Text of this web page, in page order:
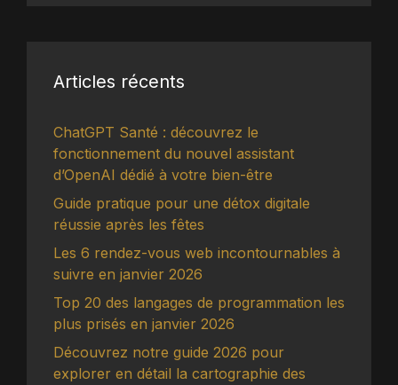
Articles récents
ChatGPT Santé : découvrez le
fonctionnement du nouvel assistant
d’OpenAI dédié à votre bien-être
Guide pratique pour une détox digitale
réussie après les fêtes
Les 6 rendez-vous web incontournables à
suivre en janvier 2026
Top 20 des langages de programmation les
plus prisés en janvier 2026
Découvrez notre guide 2026 pour
explorer en détail la cartographie des